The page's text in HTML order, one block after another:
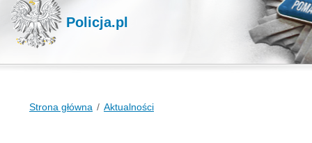
Policja.pl
Strona główna Aktualności